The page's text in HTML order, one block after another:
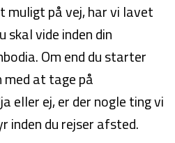
muligt på vej, har vi lavet
skal vide inden din
Om end du starter
med at tage på
eller ej, er der nogle ting vi
inden du rejser afsted.